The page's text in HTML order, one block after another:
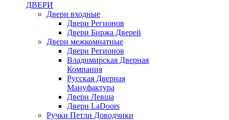
ДВЕРИ
Двери входные
Двери Регионов
Двери Биржа Дверей
Двери межкомнатные
Двери Регионов
Владимирская Дверная
Компания
Русская Дверная
Мануфактура
Двери Левша
Двери LaDoors
Ручки Петли Доводчики